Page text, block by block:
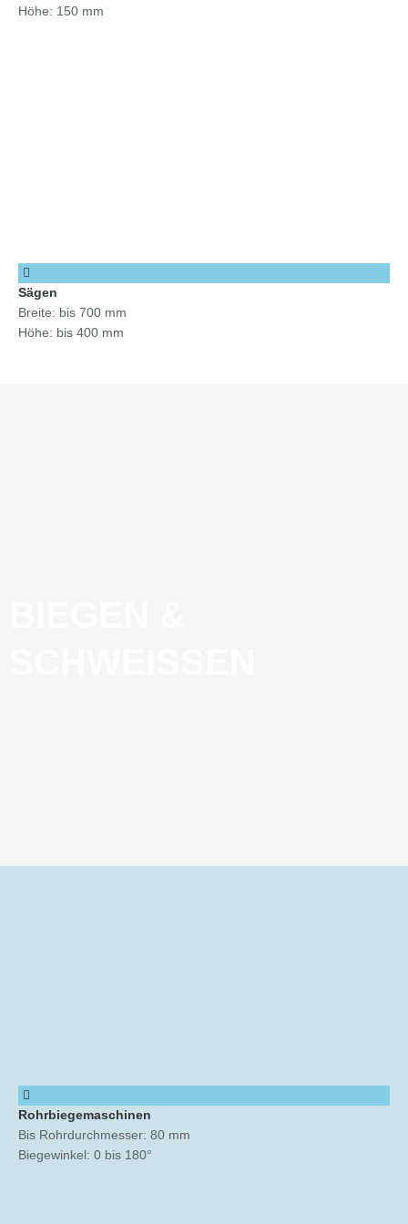
Höhe: 150 mm
Sägen
Breite: bis 700 mm
Höhe: bis 400 mm
Rohrbiegemaschinen
Bis Rohrdurchmesser: 80 mm
Biegewinkel: 0 bis 180°